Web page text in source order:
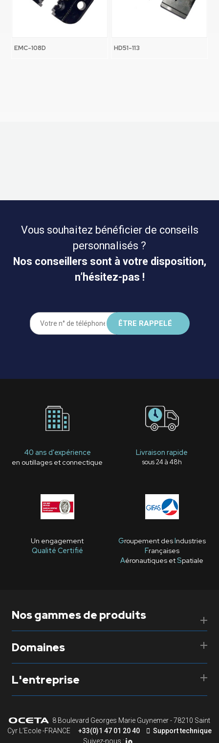
EMC-108D HD51-113
Vous souhaitez bénéficier de conseils
personnalisés ?
Nos conseillers sont à votre disposition,
n’hésitez-pas !
40 ans d'expérience
en outillages et connectique
Livraison rapide
sous 24 à 48h
Un engagement
Qualité Certifié
Groupement desIndustries
Françaises
Aéronautiques etSpatiale
Nos gammes de produits
Domaines
L'entreprise
8 Boulevard Georges Marie Guynemer - 78210 Saint
Cyr L'Ecole -FRANCE
+33(0)1 47 01 20 40
Support technique
Suivez-nous :